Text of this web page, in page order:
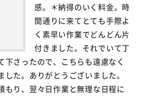
感。＊納得のいく料金。時
間通りに来てとても手際よ
く素早い作業でどんどん片
付きました。それでいて丁
下さったので、こちらも遠慮なく
た。ありがとうございました。
もり、翌々日作業と無理な日程に